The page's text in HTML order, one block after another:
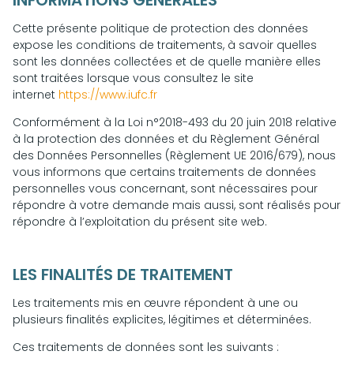
Cette présente politique de protection des données
expose les conditions de traitements, à savoir quelles
sont les données collectées et de quelle manière elles
sont traitées lorsque vous consultez le site
internet https://www.iufc.fr
Conformément à la Loi n°2018-493 du 20 juin 2018 relative
à la protection des données et du Règlement Général
des Données Personnelles (Règlement UE 2016/679), nous
vous informons que certains traitements de données
personnelles vous concernant, sont nécessaires pour
répondre à votre demande mais aussi, sont réalisés pour
répondre à l’exploitation du présent site web.
LES FINALITÉS DE TRAITEMENT
Les traitements mis en œuvre répondent à une ou
plusieurs finalités explicites, légitimes et déterminées.
Ces traitements de données sont les suivants :